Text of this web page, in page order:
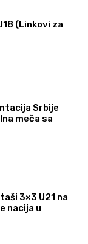
(Linkovi za
Srbije
meča sa
3×3 U21 na
nacija u